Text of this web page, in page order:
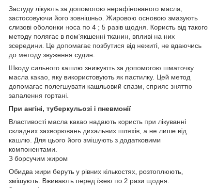
Застуду лікують за допомогою нерафінованого масла,
застосовуючи його зовнішньо. Жировою основою змазують
слизові оболонки носа по 4 ; 5 разів щодня. Користь від такого
методу полягає в пом'якшенні тканин, впливі на них
зсередини. Це допомагає позбутися від нежиті, не вдаючись
до методу звуження судин.
Шкоду сильного кашлю знижують за допомогою шматочку
масла какао, яку використовують як пастилку. Цей метод
допомагає полегшувати кашльовий спазм, сприяє зняттю
запалення гортані.
При ангіні, туберкульозі і пневмонії
Властивості масла какао надають користь при лікуванні
складних захворювань дихальних шляхів, а не лише від
кашлю. Для цього його змішують з додатковими
компонентами.
З борсучим жиром
Обидва жири беруть у рівних кількостях, розтоплюють,
змішують. Вживають перед їжею по 2 рази щодня.